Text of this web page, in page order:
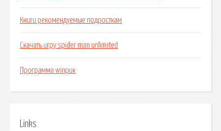
Книги рекомендуемые подросткам
Скачать игру spider man unlimited
Программа winрик
Links